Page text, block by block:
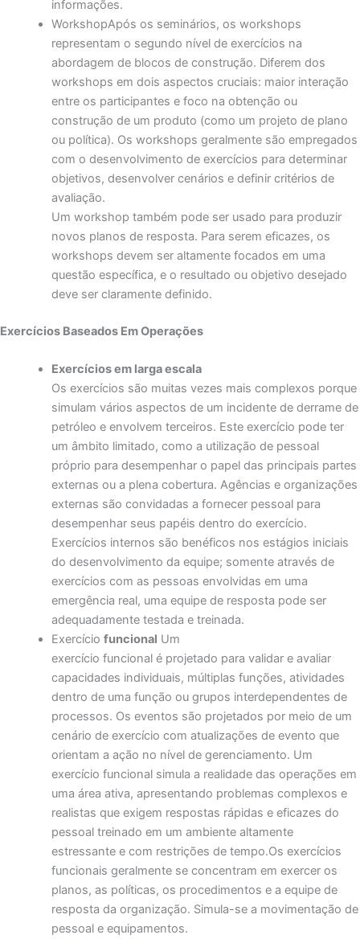
informações.
WorkshopApós os seminários, os workshops
representam o segundo nível de exercícios na
abordagem de blocos de construção. Diferem dos
workshops em dois aspectos cruciais: maior interação
entre os participantes e foco na obtenção ou
construção de um produto (como um projeto de plano
ou política). Os workshops geralmente são empregados
com o desenvolvimento de exercícios para determinar
objetivos, desenvolver cenários e definir critérios de
avaliação.
Um workshop também pode ser usado para produzir
novos planos de resposta. Para serem eficazes, os
workshops devem ser altamente focados em uma
questão específica, e o resultado ou objetivo desejado
deve ser claramente definido.
Exercícios Baseados Em Operações
Exercícios em larga escala
Os exercícios são muitas vezes mais complexos porque
simulam vários aspectos de um incidente de derrame de
petróleo e envolvem terceiros. Este exercício pode ter
um âmbito limitado, como a utilização de pessoal
próprio para desempenhar o papel das principais partes
externas ou a plena cobertura. Agências e organizações
externas são convidadas a fornecer pessoal para
desempenhar seus papéis dentro do exercício.
Exercícios internos são benéficos nos estágios iniciais
do desenvolvimento da equipe; somente através de
exercícios com as pessoas envolvidas em uma
emergência real, uma equipe de resposta pode ser
adequadamente testada e treinada.
Exercício funcional Um
exercício funcional é projetado para validar e avaliar
capacidades individuais, múltiplas funções, atividades
dentro de uma função ou grupos interdependentes de
processos. Os eventos são projetados por meio de um
cenário de exercício com atualizações de evento que
orientam a ação no nível de gerenciamento. Um
exercício funcional simula a realidade das operações em
uma área ativa, apresentando problemas complexos e
realistas que exigem respostas rápidas e eficazes do
pessoal treinado em um ambiente altamente
estressante e com restrições de tempo.Os exercícios
funcionais geralmente se concentram em exercer os
planos, as políticas, os procedimentos e a equipe de
resposta da organização. Simula-se a movimentação de
pessoal e equipamentos.